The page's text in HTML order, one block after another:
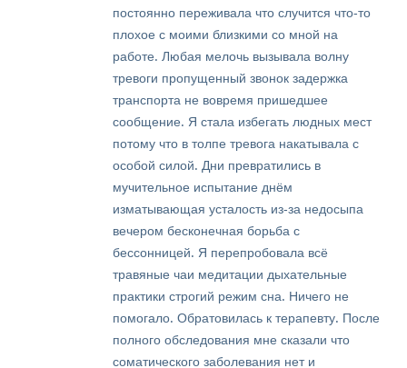
постоянно переживала что случится что‑то
плохое с моими близкими со мной на
работе. Любая мелочь вызывала волну
тревоги пропущенный звонок задержка
транспорта не вовремя пришедшее
сообщение. Я стала избегать людных мест
потому что в толпе тревога накатывала с
особой силой. Дни превратились в
мучительное испытание днём
изматывающая усталость из‑за недосыпа
вечером бесконечная борьба с
бессонницей. Я перепробовала всё
травяные чаи медитации дыхательные
практики строгий режим сна. Ничего не
помогало. Обратовилась к терапевту. После
полного обследования мне сказали что
соматического заболевания нет и